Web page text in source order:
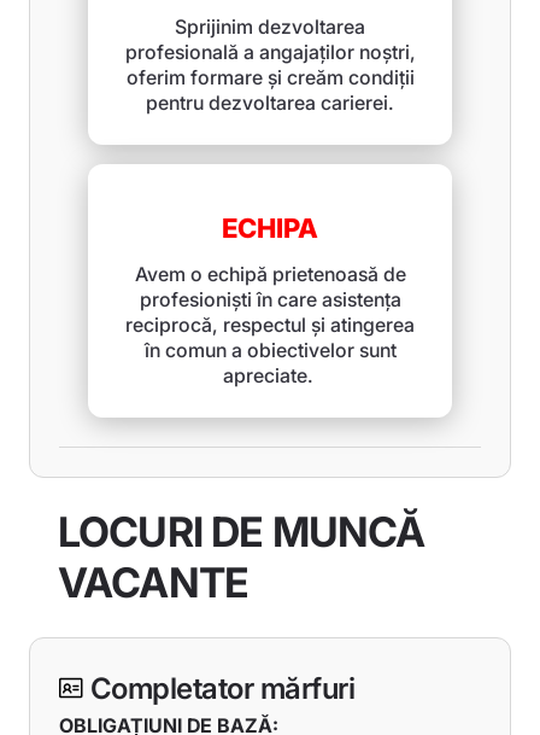
Sprijinim dezvoltarea
profesională a angajaților noștri,
oferim formare și creăm condiții
pentru dezvoltarea carierei.
ECHIPA
Avem o echipă prietenoasă de
profesioniști în care asistența
reciprocă, respectul și atingerea
în comun a obiectivelor sunt
apreciate.
LOCURI DE MUNCĂ
VACANTE
Completator mărfuri
OBLIGAȚIUNI DE BAZĂ: